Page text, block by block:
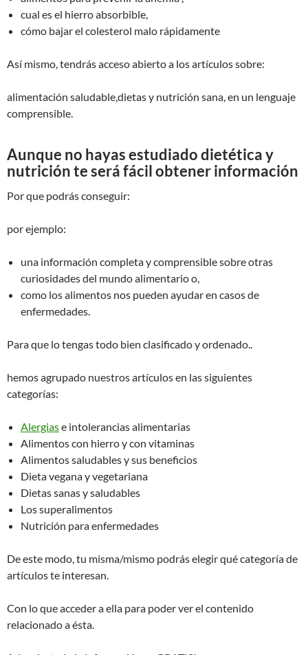
cual es el hierro absorbible,
cómo bajar el colesterol malo rápidamente
Así mismo, tendrás acceso abierto a los artículos sobre:
alimentación saludable,dietas y nutrición sana, en un lenguaje
comprensible.
Aunque no hayas estudiado dietética y
nutrición te será fácil obtener información
Por que podrás conseguir:
por ejemplo:
una información completa y comprensible sobre otras
curiosidades del mundo alimentario o,
como los alimentos nos pueden ayudar en casos de
enfermedades.
Para que lo tengas todo bien clasificado y ordenado..
hemos agrupado nuestros artículos en las siguientes
categorías:
Alergiase intolerancias alimentarias
Alimentos con hierro y con vitaminas
Alimentos saludables y sus beneficios
Dieta vegana y vegetariana
Dietas sanas y saludables
Los superalimentos
Nutrición para enfermedades
De este modo, tu misma/mismo podrás elegir qué categoría de
artículos te interesan.
Con lo que acceder a ella para poder ver el contenido
relacionado a ésta.